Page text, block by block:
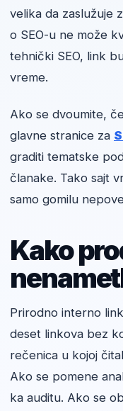
velika da zaslužuje
o SEO-u ne može
tehnički SEO, link
vreme.
Ako se dvoumite,
glavne stranice za
graditi tematske
članake. Tako sajt
samo gomilu
Kako
Prirodno interno
deset linkova bez
rečenica u kojoj
Ako se pomene
ka auditu. Ako se